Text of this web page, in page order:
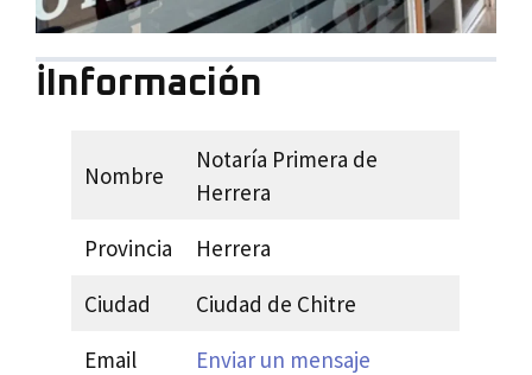
ℹ️Información
Nombre
Notaría Primera de
Herrera
Provincia
Herrera
Ciudad
Ciudad de Chitre
Email
Enviar un mensaje